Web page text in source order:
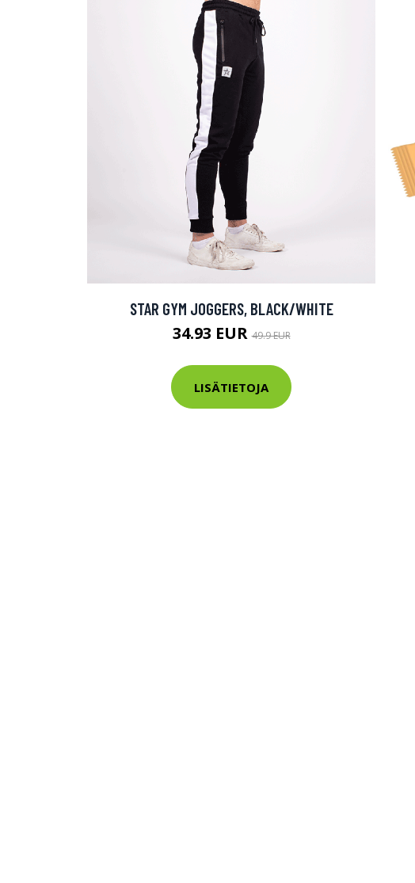
STAR GYM JOGGERS, BLACK/WHITE
34.93 EUR49.9 EUR
LISÄTIETOJA